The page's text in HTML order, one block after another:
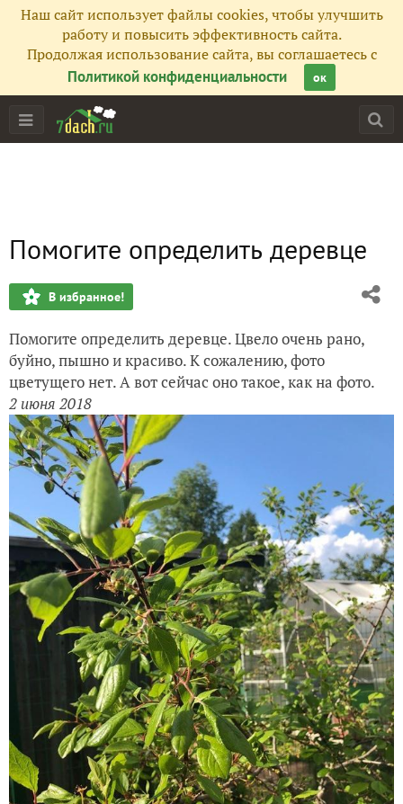
Наш сайт использует файлы cookies, чтобы улучшить
работу и повысить эффективность сайта.
Продолжая использование сайта, вы соглашаетесь с
Политикой конфиденциальности
ок
Помогите определить деревце
В избранное!
Помогите определить деревце. Цвело очень рано,
буйно, пышно и красиво. К сожалению, фото
цветущего нет. А вот сейчас оно такое, как на фото.
2 июня 2018